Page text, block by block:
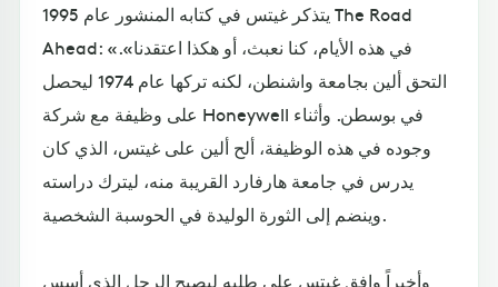
يتذكر غيتس في كتابه المنشور عام 1995 The Road
Ahead: «في هذه الأيام، كنا نعبث، أو هكذا اعتقدنا».
التحق ألين بجامعة واشنطن، لكنه تركها عام 1974 ليحصل
على وظيفة مع شركة Honeywell في بوسطن. وأثناء
وجوده في هذه الوظيفة، ألح ألين على غيتس، الذي كان
يدرس في جامعة هارفارد القريبة منه، ليترك دراسته
وينضم إلى الثورة الوليدة في الحوسبة الشخصية.
وأخيراً وافق غيتس على طلبه ليصبح الرجل الذي أسس